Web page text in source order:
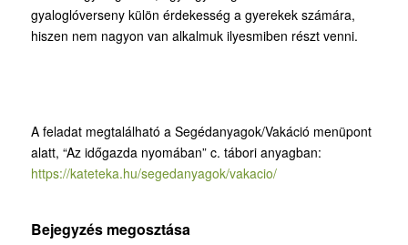
gyaloglóverseny külön érdekesség a gyerekek számára,
hiszen nem nagyon van alkalmuk ilyesmiben részt venni.
A feladat megtalálható a Segédanyagok/Vakáció menüpont
alatt, “Az időgazda nyomában” c. tábori anyagban:
https://kateteka.hu/segedanyagok/vakacio/
Bejegyzés megosztása